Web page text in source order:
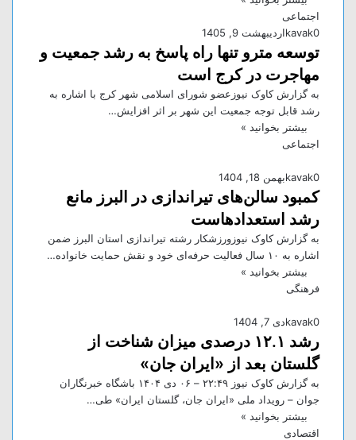
اجتماعی
kavakاردیبهشت 9, 1405 0
توسعه مترو تنها راه پاسخ به رشد جمعیت و
مهاجرت در کرج است
به گزارش کاوک نیوزعضو شورای اسلامی شهر کرج با اشاره به
رشد قابل توجه جمعیت این شهر بر اثر افزایش…
بیشتر بخوانید »
اجتماعی
kavakبهمن 18, 1404 0
کمبود سالن‌های تیراندازی در البرز مانع
رشد استعدادهاست
به گزارش کاوک نیوزورزشکار رشته تیراندازی استان البرز ضمن
اشاره به ۱۰ سال فعالیت حرفه‌ای خود و نقش حمایت خانواده…
بیشتر بخوانید »
فرهنگی
kavakدی 7, 1404 0
رشد ۱۲.۱ درصدی میزان شناخت از
گلستان بعد از «ایران جان»
به گزارش کاوک نیوز ۲۲:۴۹ – ۰۶ دی ۱۴۰۴ باشگاه خبرنگاران
جوان – رویداد ملی «ایران جان، گلستان ایران» طی…
بیشتر بخوانید »
اقتصادی